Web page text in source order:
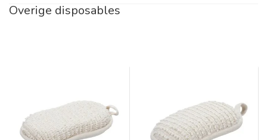
Overige disposables